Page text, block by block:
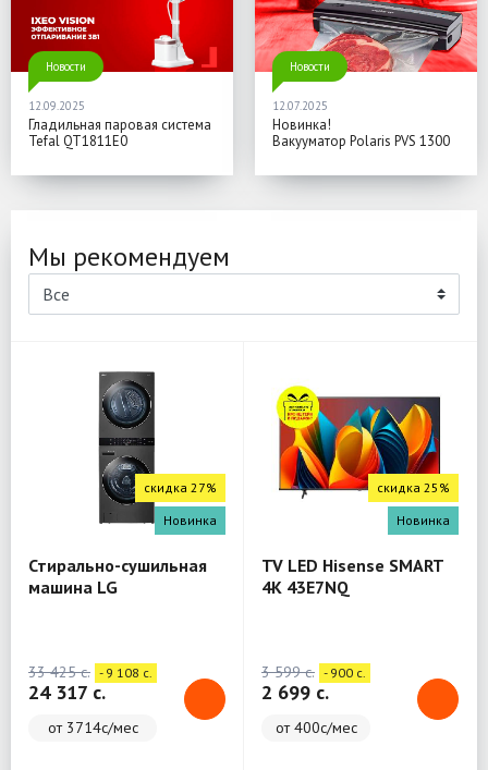
Новости
12.09.2025
Гладильная паровая система
Tefal QT1811E0
Новости
12.07.2025
Новинка!
Вакууматор Polaris PVS 1300
Мы рекомендуем
скидка 27%
Новинка
Стирально-сушильная
машина LG
33 425 c. - 9 108 c.
24 317 c.
от 3714с/мес
скидка 25%
Новинка
TV LED Hisense SMART
4K 43E7NQ
3 599 c. - 900 c.
2 699 c.
от 400с/мес